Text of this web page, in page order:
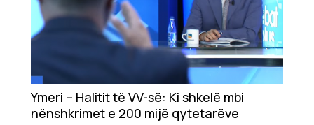
DuVideo
Ymeri – Halitit të VV-së: Ki shkelë mbi
nënshkrimet e 200 mijë qytetarëve